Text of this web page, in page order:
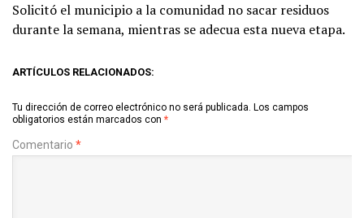
Solicitó el municipio a la comunidad no sacar residuos
durante la semana, mientras se adecua esta nueva etapa.
ARTÍCULOS RELACIONADOS:
Tu dirección de correo electrónico no será publicada. Los campos
obligatorios están marcados con *
Comentario *